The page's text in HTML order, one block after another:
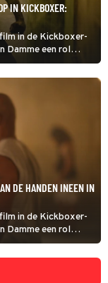
IN KICKBOXER:
in de Kickboxer-
Damme een rol
DE HANDEN INEEN IN
in de Kickboxer-
Damme een rol